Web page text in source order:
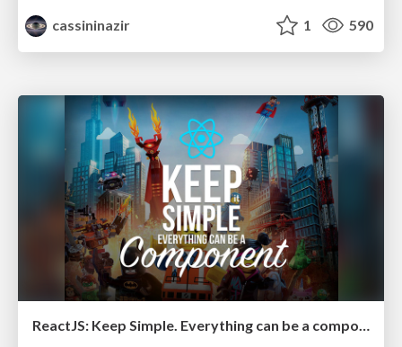
cassininazir
1 590
ReactJS: Keep Simple. Everything can be a component!